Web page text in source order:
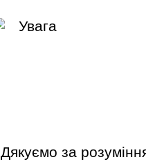
Дякуємо за